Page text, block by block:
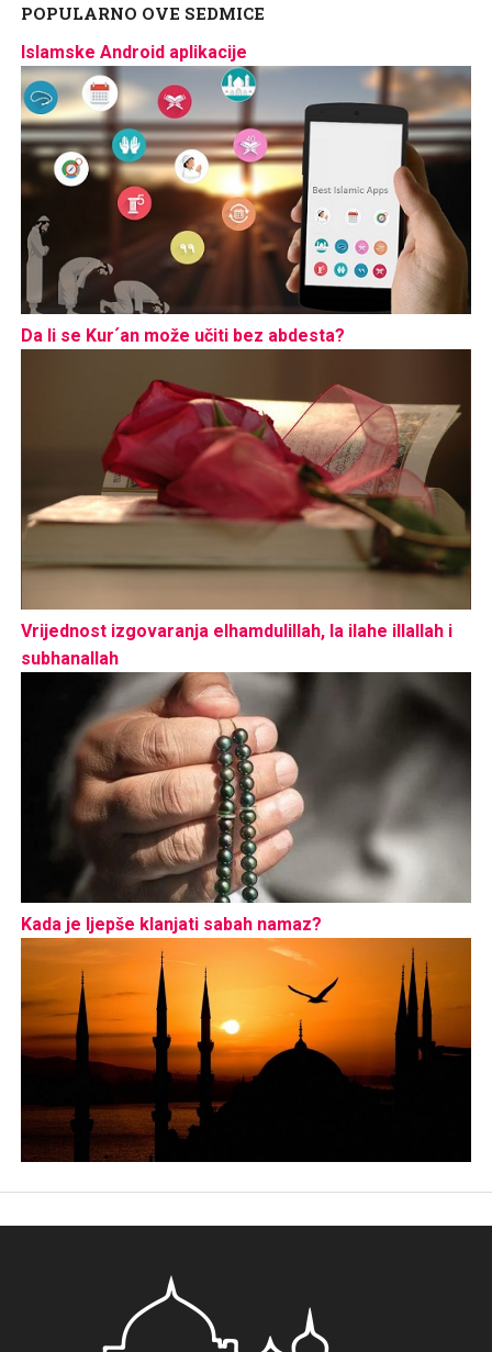
POPULARNO OVE SEDMICE
Islamske Android aplikacije
Da li se Kur´an može učiti bez abdesta?
Vrijednost izgovaranja elhamdulillah, la ilahe illallah i
subhanallah
Kada je ljepše klanjati sabah namaz?